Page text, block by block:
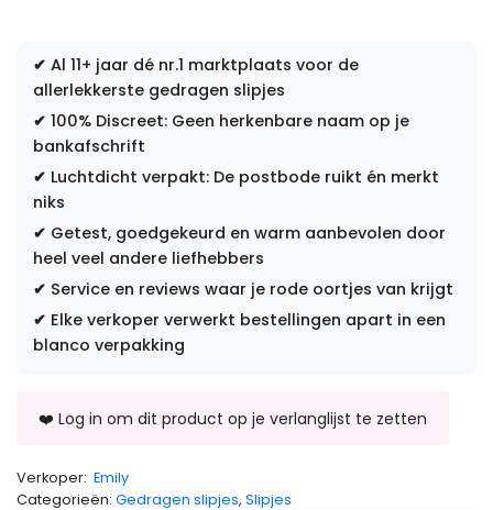
✔ Al 11+ jaar dé nr.1 marktplaats voor de
allerlekkerste gedragen slipjes
✔ 100% Discreet: Geen herkenbare naam op je
bankafschrift
✔ Luchtdicht verpakt: De postbode ruikt én merkt
niks
✔ Getest, goedgekeurd en warm aanbevolen door
heel veel andere liefhebbers
✔ Service en reviews waar je rode oortjes van krijgt
✔ Elke verkoper verwerkt bestellingen apart in een
blanco verpakking
Verkoper: Emily
Categorieën: Gedragen slipjes, Slipjes